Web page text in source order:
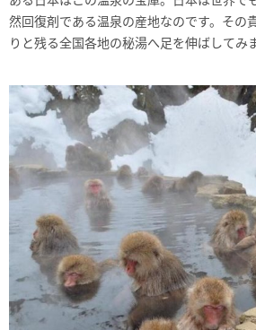
然回復剤である温泉の産地なのです。その
りと残る全国各地の秘湯へ足を伸ばしてみ